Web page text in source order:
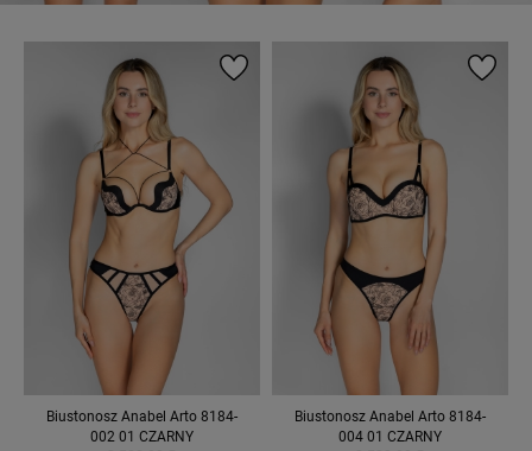
Biustonosz Anabel Arto 8184-
002 01 CZARNY
Biustonosz Anabel Arto 8184-
004 01 CZARNY